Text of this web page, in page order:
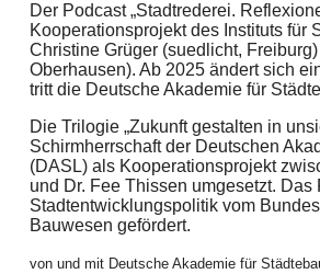
Der Podcast „Stadtrederei.
Kooperationsprojekt des Instituts für
Christine Grüger (suedlicht,
Oberhausen). Ab 2025 ändert sich
tritt die Deutsche Akademie für
Die Trilogie „Zukunft gestalten in
Schirmherrschaft der Deutschen
(DASL) als Kooperationsprojekt
und Dr. Fee Thissen umgesetzt.
Stadtentwicklungspolitik vom
Bauwesen gefördert.
von und mit Deutsche Akademie für